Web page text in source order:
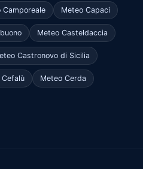
Camporeale Meteo Capaci
Meteo Casteldaccia
Castronovo di Sicilia
Cefalù Meteo Cerda